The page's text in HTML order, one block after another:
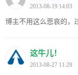
2013-08-19 14:03
博主不用这么悲哀的，
这牛儿！
2013-08-27 11:29